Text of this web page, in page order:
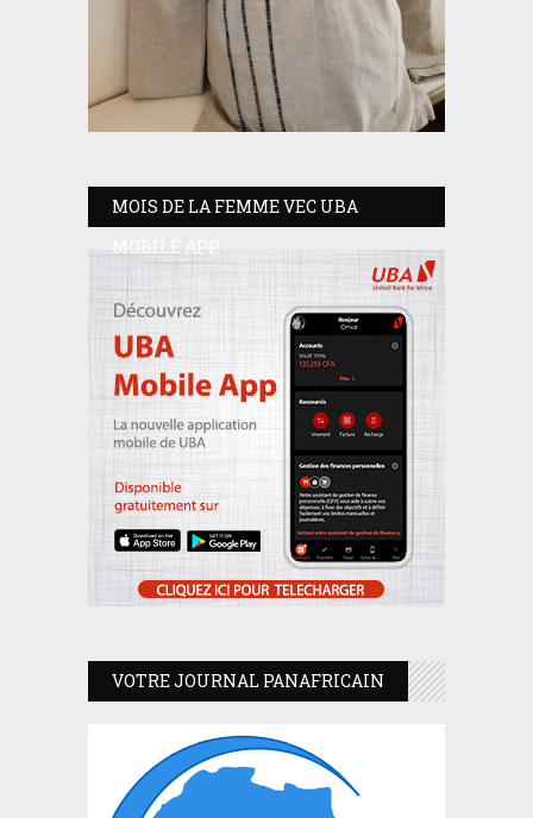
MOIS DE LA FEMME VEC UBA
MOBILE APP
VOTRE JOURNAL PANAFRICAIN